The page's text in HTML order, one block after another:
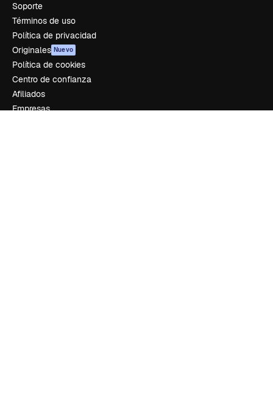
Soporte
Términos de uso
Política de privacidad
Originales Nuevo
Política de cookies
Centro de confianza
Afiliados
Empresas